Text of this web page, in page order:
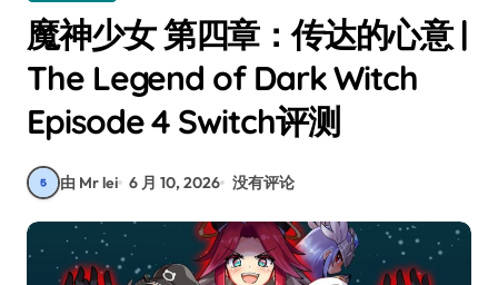
魔神少女 第四章：传达的心意 |
The Legend of Dark Witch
Episode 4 Switch评测
由 Mr lei 6 月 10, 2026 没有评论